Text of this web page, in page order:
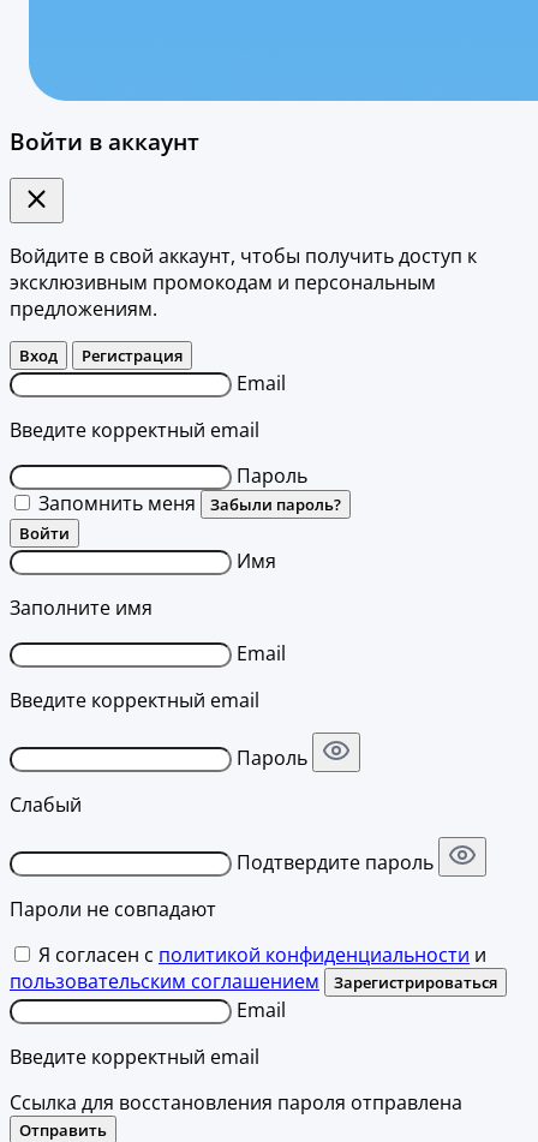
Войти в аккаунт
Войдите в свой аккаунт, чтобы получить доступ к
эксклюзивным промокодам и персональным
предложениям.
Вход Регистрация
Email
Введите корректный email
Пароль
Запомнить меня
Забыли пароль?
Войти
Имя
Заполните имя
Email
Введите корректный email
Пароль
Слабый
Подтвердите пароль
Пароли не совпадают
Я согласен с политикой конфиденциальности и
пользовательским соглашением
Зарегистрироваться
Email
Введите корректный email
Ссылка для восстановления пароля отправлена
Отправить